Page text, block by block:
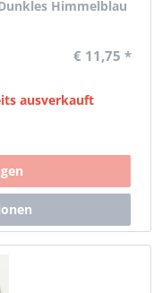
Himmelblau
€ 11,75 *
ausverkauft